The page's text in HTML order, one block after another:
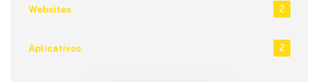
Websites 2
Aplicativos 2